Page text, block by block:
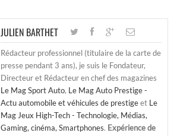
JULIEN BARTHET
Rédacteur professionnel (titulaire de la carte de
presse pendant 3 ans), je suis le Fondateur,
Directeur et Rédacteur en chef des magazines
Le Mag Sport Auto, Le Mag Auto Prestige -
Actu automobile et véhicules de prestigeet Le
Mag Jeux High-Tech - Technologie, Médias,
Gaming, cinéma, Smartphones. Expérience de